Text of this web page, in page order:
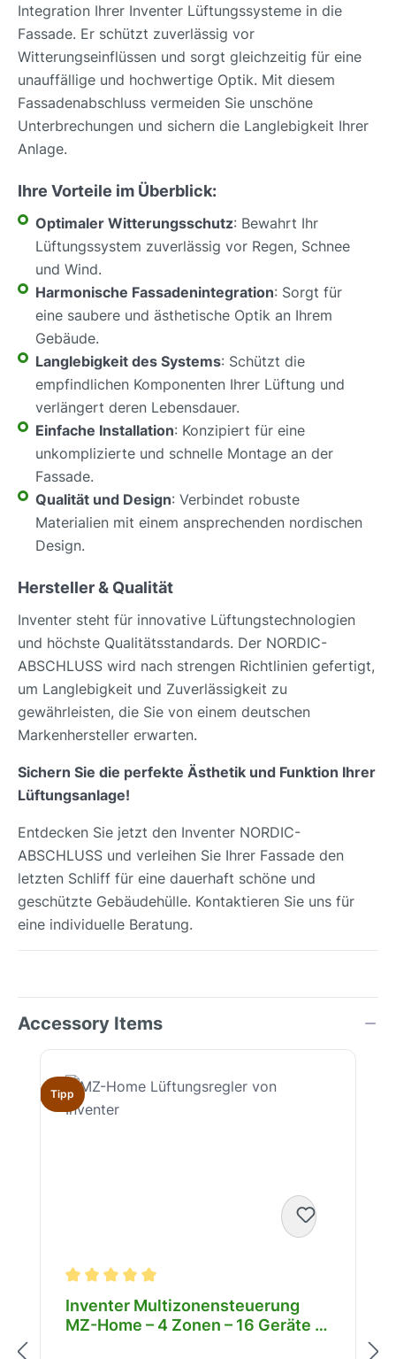
Integration Ihrer Inventer Lüftungssysteme in die
Fassade. Er schützt zuverlässig vor
Witterungseinflüssen und sorgt gleichzeitig für eine
unauffällige und hochwertige Optik. Mit diesem
Fassadenabschluss vermeiden Sie unschöne
Unterbrechungen und sichern die Langlebigkeit Ihrer
Anlage.
Ihre Vorteile im Überblick:
Optimaler Witterungsschutz: Bewahrt Ihr
Lüftungssystem zuverlässig vor Regen, Schnee
und Wind.
Harmonische Fassadenintegration: Sorgt für
eine saubere und ästhetische Optik an Ihrem
Gebäude.
Langlebigkeit des Systems: Schützt die
empfindlichen Komponenten Ihrer Lüftung und
verlängert deren Lebensdauer.
Einfache Installation: Konzipiert für eine
unkomplizierte und schnelle Montage an der
Fassade.
Qualität und Design: Verbindet robuste
Materialien mit einem ansprechenden nordischen
Design.
Hersteller & Qualität
Inventer steht für innovative Lüftungstechnologien
und höchste Qualitätsstandards. Der NORDIC-
ABSCHLUSS wird nach strengen Richtlinien gefertigt,
um Langlebigkeit und Zuverlässigkeit zu
gewährleisten, die Sie von einem deutschen
Markenhersteller erwarten.
Sichern Sie die perfekte Ästhetik und Funktion Ihrer
Lüftungsanlage!
Entdecken Sie jetzt den Inventer NORDIC-
ABSCHLUSS und verleihen Sie Ihrer Fassade den
letzten Schliff für eine dauerhaft schöne und
geschützte Gebäudehülle. Kontaktieren Sie uns für
eine individuelle Beratung.
Accessory Items
Produktgalerie überspringen
Tipp
Durchschnittliche Bewertung von 5 von 5
Inventer Multizonensteuerung
MZ-Home – 4 Zonen – 16 Geräte –